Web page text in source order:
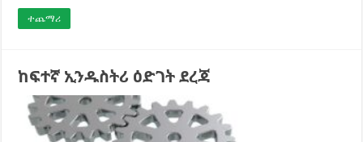
ተጨማሪ
ከፍተኛ ኢንዱስትሪ ዕድገት ደረጃ